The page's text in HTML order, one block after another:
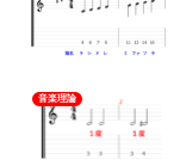
音楽理論